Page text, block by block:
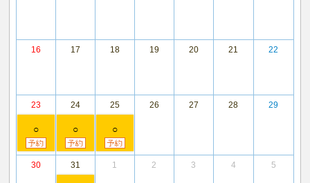
16 17 18 19 20 21 22
23
○
24
○
25
○
26 27 28 29
30 31 1 2 3 4 5